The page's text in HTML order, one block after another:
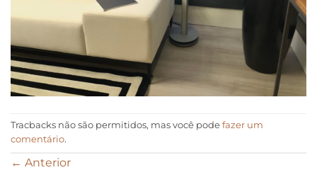
Tracbacks não são permitidos, mas você pode fazer um
comentário.
← Anterior